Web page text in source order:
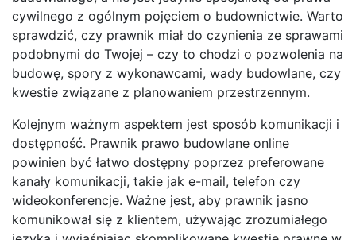
cywilnego z ogólnym pojęciem o budownictwie. Warto
sprawdzić, czy prawnik miał do czynienia ze sprawami
podobnymi do Twojej – czy to chodzi o pozwolenia na
budowę, spory z wykonawcami, wady budowlane, czy
kwestie związane z planowaniem przestrzennym.
Kolejnym ważnym aspektem jest sposób komunikacji i
dostępność. Prawnik prawo budowlane online
powinien być łatwo dostępny poprzez preferowane
kanały komunikacji, takie jak e-mail, telefon czy
wideokonferencje. Ważne jest, aby prawnik jasno
komunikował się z klientem, używając zrozumiałego